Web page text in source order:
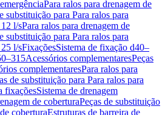
Para ralos para drenagem de
substituição para Para ralos para
l/sPara ralos para drenagem de
substituição para Para ralos para
l/sFixaçõesSistema de fixação d40–
Acessórios complementaresPeças
complementaresPara ralos para
de substituição para Para ralos para
fixaçõesSistema de drenagem
de coberturaPeças de substituição
coberturaEstruturas de barreira de